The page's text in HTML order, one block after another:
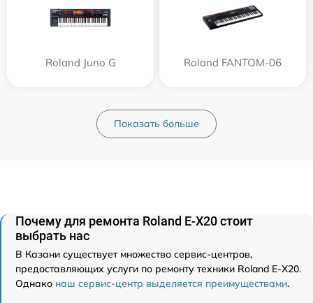
Roland Juno G Roland FANTOM-06
Показать больше
Почему для ремонта Roland E-X20 стоит
выбрать нас
В Казани существует множество сервис-центров,
предоставляющих услуги по ремонту техники Roland E-X20.
Однако наш сервис-центр выделяется преимуществами.